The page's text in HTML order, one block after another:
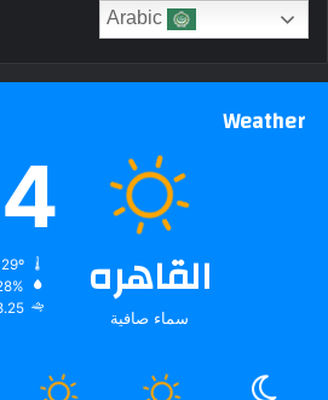
Weather
القاهره
سماء صافية
8.25 كيلومتر/